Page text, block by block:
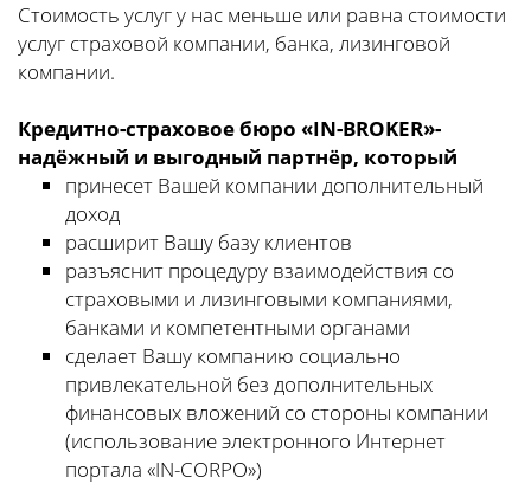
Стоимость услуг у нас меньше или равна стоимости
услуг страховой компании, банка, лизинговой
компании.
Кредитно-страховое бюро «IN-BROKER»-
надёжный и выгодный партнёр, который
принесет Вашей компании дополнительный
доход
расширит Вашу базу клиентов
разъяснит процедуру взаимодействия со
страховыми и лизинговыми компаниями,
банками и компетентными органами
сделает Вашу компанию социально
привлекательной без дополнительных
финансовых вложений со стороны компании
(использование электронного Интернет
портала «IN-CORPO»)